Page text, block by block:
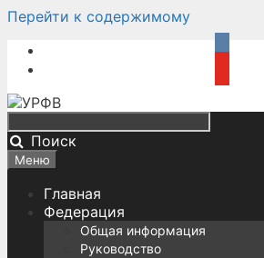
Перейти к содержимому
Поиск
Меню
Главная
Федерация
Общая информация
Руководство